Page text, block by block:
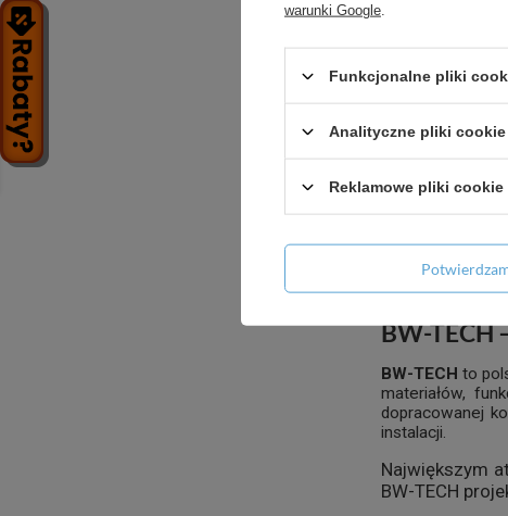
Odpływ
BW-TECH
BW-TECH to
materiałów,
dopracowanej
instalacji.
Największym
BW-TECH
warunki Google
Funkcjonalne pliki
Analityczne pliki cookie
Reklamowe pliki cookie